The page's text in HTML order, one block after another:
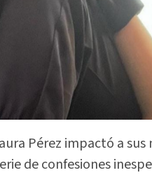
Pérez impactó a sus
de confesiones